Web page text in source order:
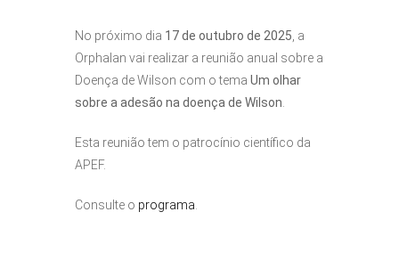
No próximo dia 17 de outubro de 2025 , a
Orphalan vai realizar a reunião anual sobre a
Doença de Wilson com o tema Um olhar
sobre a adesão na doença de Wilson
Esta reunião tem o patrocínio científico da
APEF.
Consulte o programa